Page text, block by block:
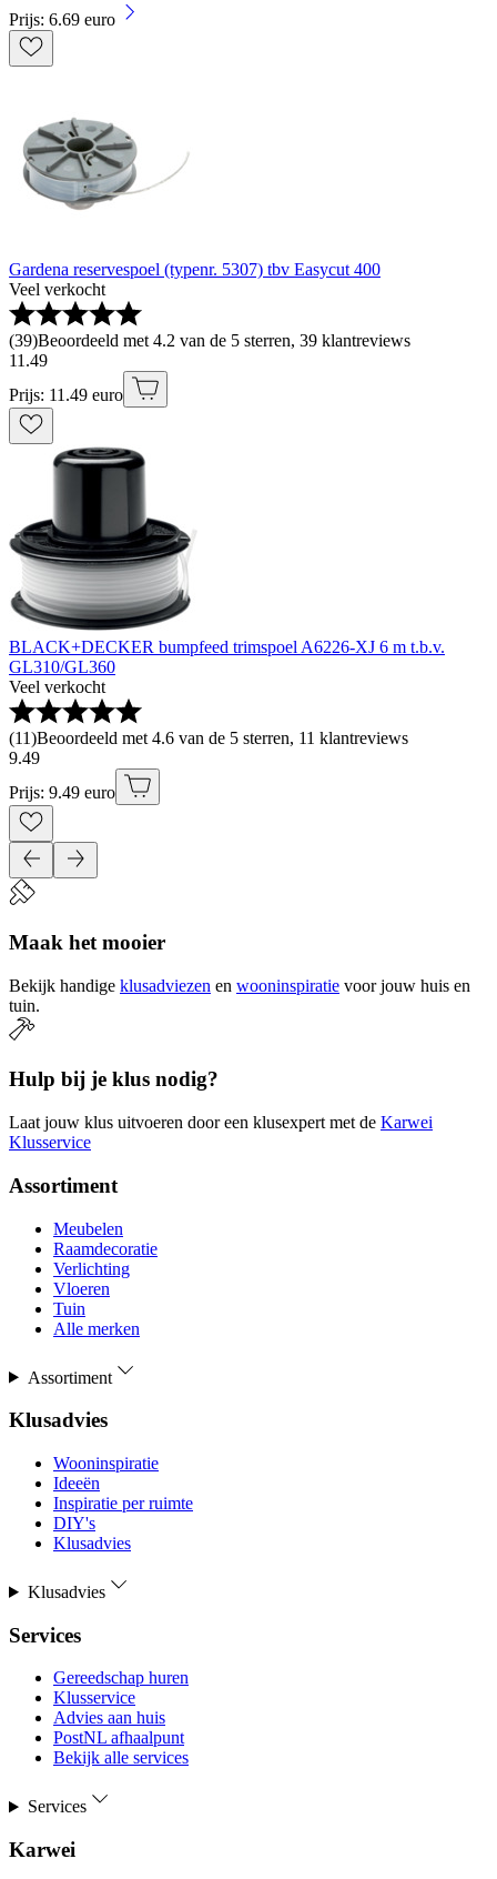
Prijs: 6.69 euro
Gardena reservespoel (typenr. 5307) tbv Easycut 400
Veel verkocht
(39)Beoordeeld met 4.2 van de 5 sterren, 39 klantreviews
11 .49
Prijs: 11.49 euro
BLACK+DECKER bumpfeed trimspoel A6226-XJ 6 m t.b.v.
GL310/GL360
Veel verkocht
(11)Beoordeeld met 4.6 van de 5 sterren, 11 klantreviews
9.49
Prijs: 9.49 euro
Maak het mooier
Bekijk handige klusadviezen en wooninspiratie voor jouw huis en
tuin.
Hulp bij je klus nodig?
Laat jouw klus uitvoeren door een klusexpert met de Karwei
Klusservice
Assortiment
Meubelen
Raamdecoratie
Verlichting
Vloeren
Tuin
Alle merken
Assortiment
Klusadvies
Wooninspiratie
Ideeën
Inspiratie per ruimte
DIY's
Klusadvies
Klusadvies
Services
Gereedschap huren
Klusservice
Advies aan huis
PostNL afhaalpunt
Bekijk alle services
Services
Karwei